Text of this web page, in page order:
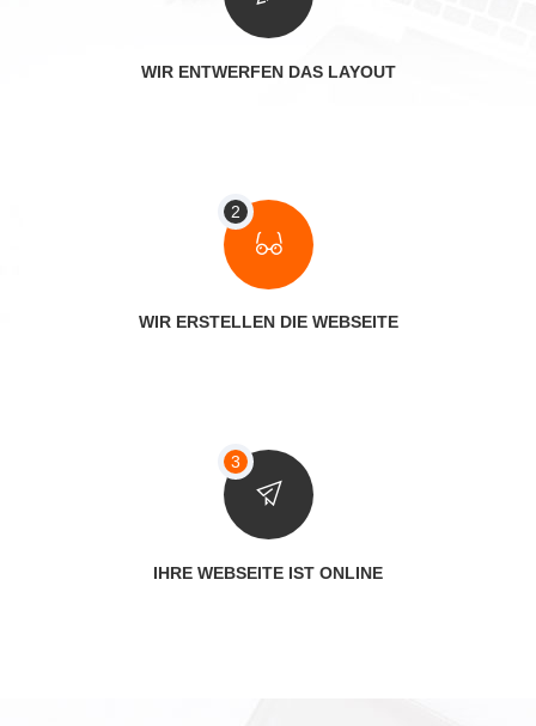
WIR ENTWERFEN DAS LAYOUT
WIR ERSTELLEN DIE WEBSEITE
IHRE WEBSEITE IST ONLINE